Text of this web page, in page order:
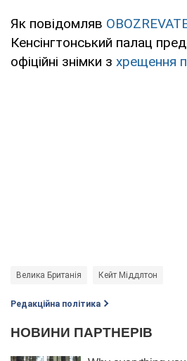
Як повідомляв
Кенсінгтонський палац
офіційні знімки з хрещення
Велика Британія Кейт Міддлтон
Редакційна політика